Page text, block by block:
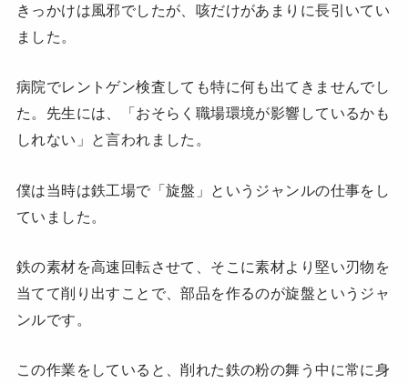
きっかけは風邪でしたが、咳だけがあまりに長引いてい
ました。
病院でレントゲン検査しても特に何も出てきませんでし
た。先生には、「おそらく職場環境が影響しているかも
しれない」と言われました。
僕は当時は鉄工場で「旋盤」というジャンルの仕事をし
ていました。
鉄の素材を高速回転させて、そこに素材より堅い刃物を
当てて削り出すことで、部品を作るのが旋盤というジャ
ンルです。
この作業をしていると、削れた鉄の粉の舞う中に常に身